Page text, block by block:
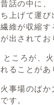
昔話の中に、
ち上げて運
繊維が収縮す
が出されてお
ところが、
れることがあ
火事場のば
です。